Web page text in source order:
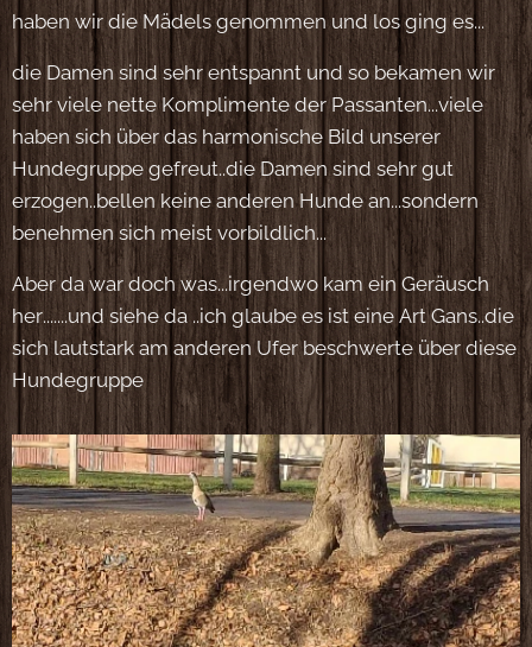
haben wir die Mädels genommen und los ging es...
die Damen sind sehr entspannt und so bekamen wir
sehr viele nette Komplimente der Passanten...viele
haben sich über das harmonische Bild unserer
Hundegruppe gefreut..die Damen sind sehr gut
erzogen..bellen keine anderen Hunde an...sondern
benehmen sich meist vorbildlich...
Aber da war doch was...irgendwo kam ein Geräusch
her.......und siehe da ..ich glaube es ist eine Art Gans..die
sich lautstark am anderen Ufer beschwerte über diese
Hundegruppe😄😄🪿🪿